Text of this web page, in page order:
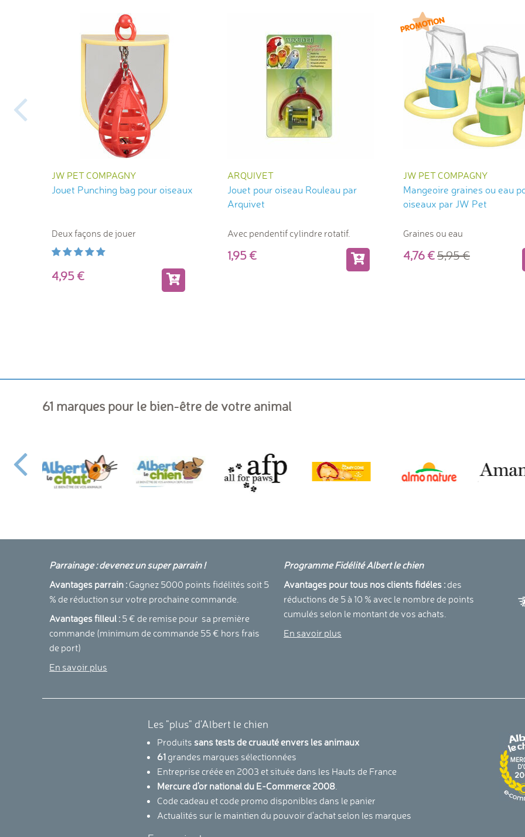
JW PET COMPAGNY
Jouet Punching bag pour oiseaux
Deux façons de jouer
4,95
ARQUIVET
Jouet pour oiseau Rouleau par
Arquivet
Avec pendentif cylindre rotatif.
1,95
JW PET COMPAGNY
Mangeoire graines ou eau
oiseaux par JW Pet
Graines ou eau
4,765,95
61 marques pour le bien-être de votre animal
Parrainage : devenez un super parrain !
Avantages parrain : Gagnez 5000 points fidélités soit 5
% de réduction sur votre prochaine commande.
Avantages filleul : 5 € de remise pour sa première
commande (minimum de commande 55 € hors frais
de port)
En savoir plus
Programme Fidélité Albert le chien
Avantages pour tous nos clients fidéles : des
réductions de 5 à 10 % avec le nombre de points
cumulés selon le montant de vos achats.
En savoir plus
Les "plus" d'Albert le chien
Produits sans tests de cruauté envers les animaux
61 grandes marques sélectionnées
Entreprise créée en 2003 et située dans les Hauts de France
Mercure d'or national du E-Commerce 2008.
Code cadeau et code promo disponibles dans le panier
Actualités sur le maintien du pouvoir d'achat selon les marques